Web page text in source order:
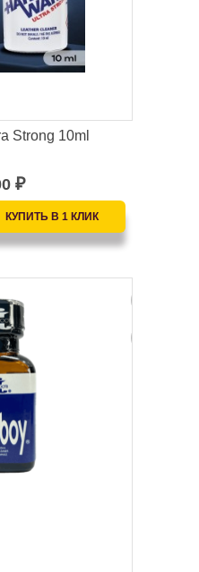
Strong 10ml
₽